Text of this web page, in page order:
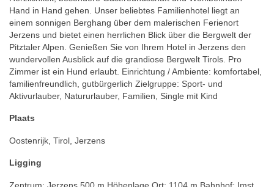
Hand in Hand gehen. Unser beliebtes Familienhotel liegt an
einem sonnigen Berghang über dem malerischen Ferienort
Jerzens und bietet einen herrlichen Blick über die Bergwelt der
Pitztaler Alpen. Genießen Sie von Ihrem Hotel in Jerzens den
wundervollen Ausblick auf die grandiose Bergwelt Tirols. Pro
Zimmer ist ein Hund erlaubt. Einrichtung / Ambiente: komfortabel,
familienfreundlich, gutbürgerlich Zielgruppe: Sport- und
Aktivurlauber, Natururlauber, Familien, Single mit Kind
Plaats
Oostenrijk, Tirol, Jerzens
Ligging